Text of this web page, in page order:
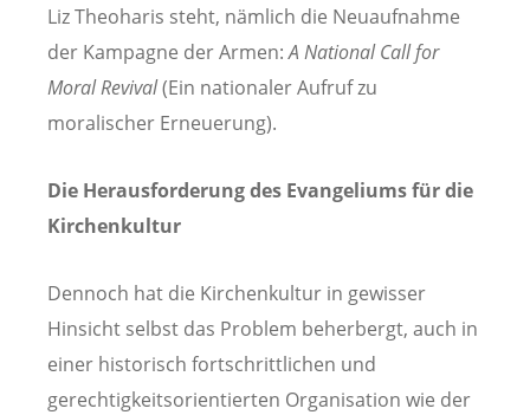
Liz Theoharis steht, nämlich die Neuaufnahme
der Kampagne der Armen:A National Call for
Moral Revival(Ein nationaler Aufruf zu
moralischer Erneuerung).
Die Herausforderung des Evangeliums für die
Kirchenkultur
Dennoch hat die Kirchenkultur in gewisser
Hinsicht selbst das Problem beherbergt, auch in
einer historisch fortschrittlichen und
gerechtigkeitsorientierten Organisation wie der